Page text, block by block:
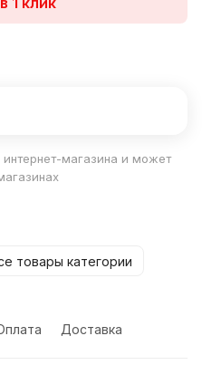
интернет-магазина и может
товары категории
Доставка